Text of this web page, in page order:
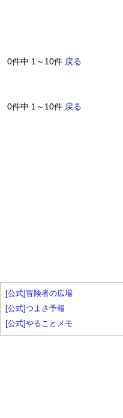
0件中 1～10件 戻る
0件中 1～10件 戻る
[公式]冒険者の広場
[公式]つよさ予報
[公式]やることメモ